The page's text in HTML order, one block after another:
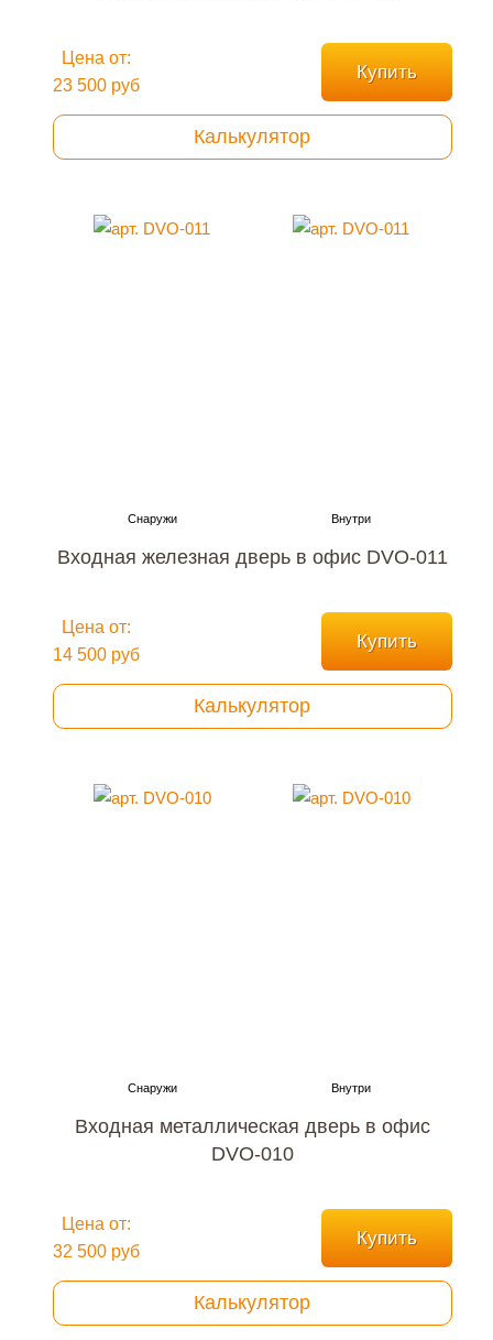
Цена от:
23 500 руб
Купить
Калькулятор
Входная железная дверь в офис DVO-011
Цена от:
14 500 руб
Купить
Калькулятор
Входная металлическая дверь в офис
DVO-010
Цена от:
32 500 руб
Купить
Калькулятор